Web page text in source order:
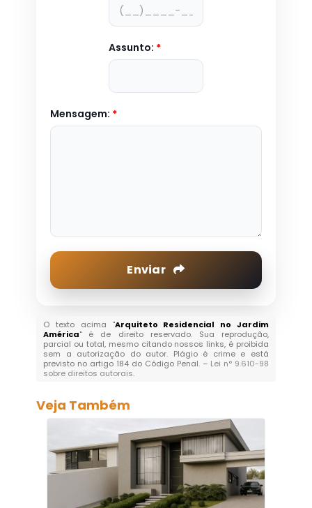
Assunto: *
Mensagem: *
Enviar
O texto acima "Arquiteto Residencial no Jardim
América" é de direito reservado. Sua reprodução,
parcial ou total, mesmo citando nossos links, é proibida
sem a autorização do autor. Plágio é crime e está
previsto no artigo 184 do Código Penal. – Lei n° 9.610-98
sobre direitos autorais.
Veja Também